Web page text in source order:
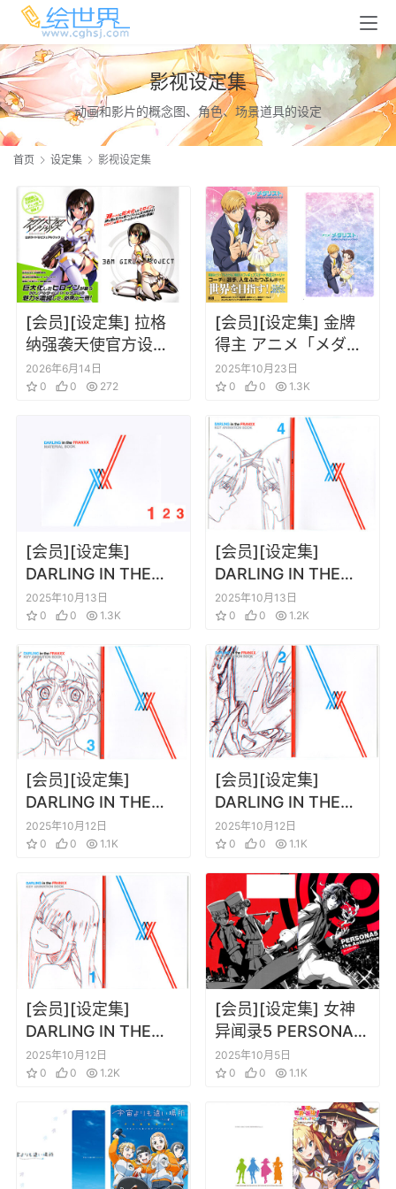
影视设定集
动画和影片的概念图、角色、场景道具的设定
首页 设定集 影视设定集
[会员][设定集] 拉格
纳强袭天使官方设定
集
2026年6月14日
0
0 272
[会员][设定集] 金牌
得主 アニメ「メダリ
スト」公式ビジュア
ルファンブック
2025年10月23日
0
0 1.3K
[会员][设定集]
DARLING IN THE
FRANXX BD
material book 1-3
2025年10月13日
0
0 1.3K
[会员][设定集]
DARLING IN THE
FRANXX BD key
animation book 4
2025年10月13日
0
0 1.2K
[会员][设定集]
DARLING IN THE
FRANXX BD key
animation book 3
2025年10月12日
0
0 1.1K
[会员][设定集]
DARLING IN THE
FRANXX BD key
animation book 2
2025年10月12日
0
0 1.1K
[会员][设定集]
DARLING IN THE
FRANXX BD key
animation book 1
2025年10月12日
0
0 1.2K
[会员][设定集] 女神
异闻录5 PERSONA5
the Animation
Artworks
2025年10月5日
0
0 1.1K